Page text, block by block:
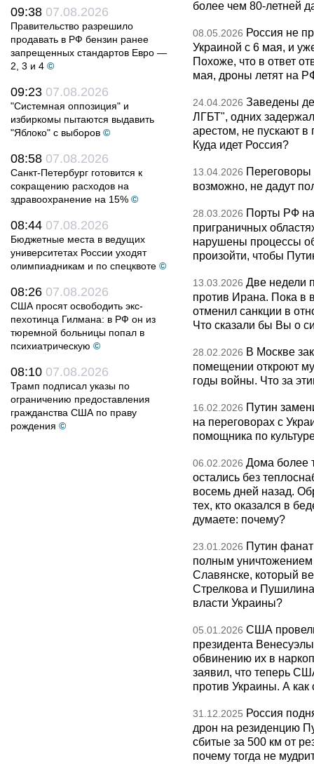
09:38 07.08.2026
Правительство разрешило
продавать в РФ бензин ранее
запрещенных стандартов Евро —
2, 3 и 4 ©
09:23 07.08.2026
"Системная оппозиция" и
избиркомы пытаются выдавить
"Яблоко" с выборов ©
08:58 07.08.2026
Санкт-Петербург готовится к
сокращению расходов на
здравоохранение на 15% ©
08:44 07.08.2026
Бюджетные места в ведущих
университетах России уходят
олимпиадникам и по спецквоте ©
08:26 07.08.2026
США просят освободить экс-
пехотинца Гилмана: в РФ он из
тюремной больницы попал в
психиатрическую ©
08:10 07.08.2026
Трамп подписал указы по
ограничению предоставления
гражданства США по праву
рождения ©
более чем 80-летней
08.05.2026 Россия не
Украиной с 6 мая, и
Похоже, что в ответ
мая, дроны летят на
24.04.2026 Заведены
ЛГБТ", одних
арестом, не пускают
Куда идет Россия?
13.04.2026
возможно, не дадут
28.03.2026 Порты РФ
приграничных
нарушены процессы
произойти, чтобы
13.03.2026 Две недели
против Ирана. Пока в
отменил санкции в
Что сказали бы Вы о
28.02.2026 В Москве
помещении откроют
годы войны. Что за
16.02.2026 Путин
на переговорах с
помощника по
06.02.2026 Дома более
остались без
восемь дней назад.
тех, кто оказался в
думаете: почему?
23.01.2026 Путин
полным уничтожением
Славянске, который
Стрелкова и Пушилина
власти Украины?
05.01.2026 США
президента
обвинению их в
заявил, что теперь
против Украины. А как
31.12.2025 Россия
дрон на резиденцию
сбитые за 500 км от
почему тогда не